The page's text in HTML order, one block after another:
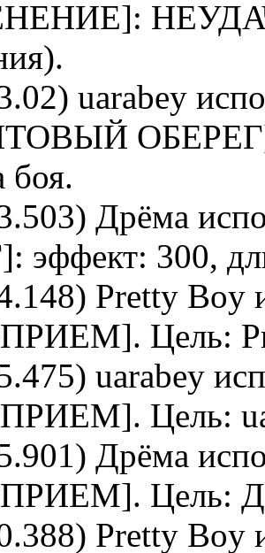
]:
uarabey
ОБЕРЕГ
боя.
Дрёма
]: эффект: 300,
Pretty Boy
]. Цель:
uarabey
]. Цель:
Дрёма
]. Цель:
Pretty Boy